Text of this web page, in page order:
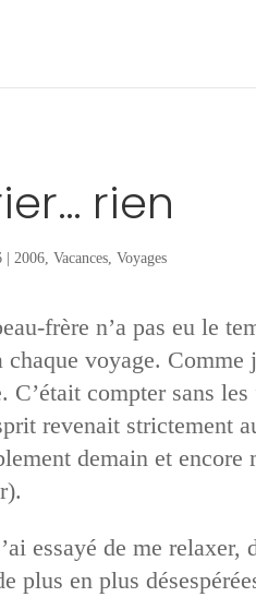
rien
| 2006 ,Vacances ,Voyages
frère n’a pas eu le
chaque voyage.
C’était compter sans
revenait strictement
demain et
essayé de me relaxer,
plus en plus